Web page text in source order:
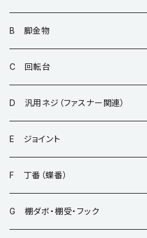
B 脚金物
C 回転台
D 汎用ネジ（ファスナー関連）
E ジョイント
F 丁番（蝶番）
G 棚ダボ・棚受・フック